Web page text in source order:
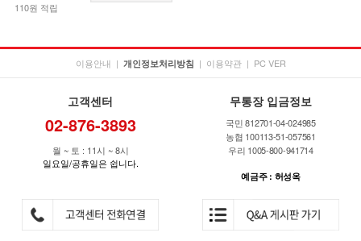
110원 적립
이용안내 | 개인정보처리방침 | 이용약관 | PC VER
고객센터
02-876-3893
월 ~ 토 : 11시 ~ 8시
일요일/공휴일은 쉽니다.
무통장 입금정보
국민 812701-04-024985
농협 100113-51-057561
우리 1005-800-941714
예금주 : 허성옥